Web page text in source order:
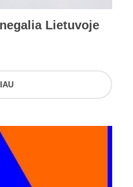
Lietuvoje